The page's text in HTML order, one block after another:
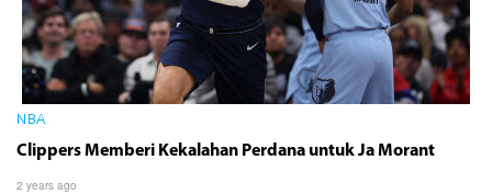
NBA
Clippers Memberi Kekalahan Perdana untuk Ja Morant
2 years ago